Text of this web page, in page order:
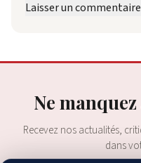
Ne
Recevez nos actualités,
dans